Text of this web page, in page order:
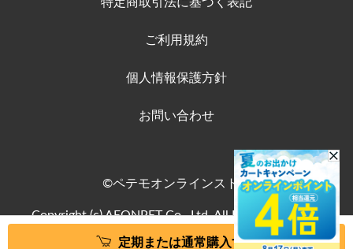
特定商取引法に基づく表記
ご利用規約
個人情報保護方針
お問い合わせ
©ペテモオンラインストア
Copyright (c) AEONPET Co., Ltd. All Rights Reserved.
定期または通常購入する